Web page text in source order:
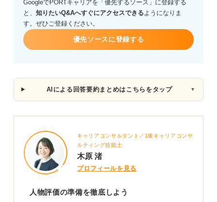
公務員試験に受からない人や、公務員になれない人に共
通する特徴があれば教えてください。あわせて、公務員
になれなかった場合のリスクヘッジや、今後の面接対策
で意識すべき点についても知りたいです。
GoogleでPORTキャリアを「優先するソース」に登録する
と、 知りたいQ&Aへすぐにアクセスできるようになりま
す。ぜひご登録ください。
優先ソースに登録する
AIによる回答要約まとめはこちらをタップ ▼
キャリアコンサルタント／1級キャリアコンサ
ルティング技能士
木原 渚
プロフィールを見る
人物評価の準備を徹底しよう